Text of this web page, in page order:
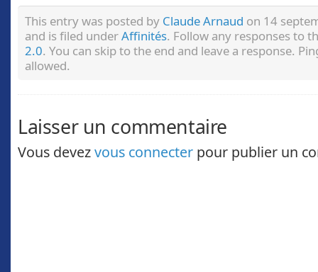
This entry was posted by Claude Arnaud on 14
and is filed underAffinités. Follow any responses to
2.0. You can skip to the end and leave a response.
allowed.
Laisser un commentaire
Vous devezvous connecter pour publier un